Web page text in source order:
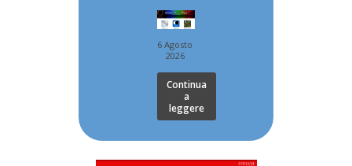
6 Agosto
2026
Continua
a
leggere